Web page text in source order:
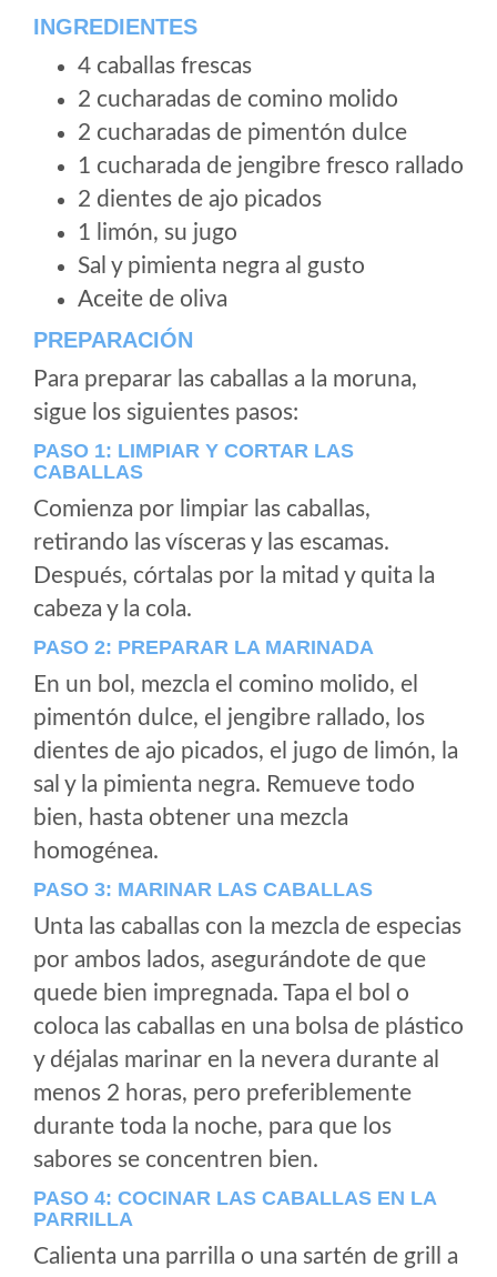
INGREDIENTES
4 caballas frescas
2 cucharadas de comino molido
2 cucharadas de pimentón dulce
1 cucharada de jengibre fresco rallado
2 dientes de ajo picados
1 limón, su jugo
Sal y pimienta negra al gusto
Aceite de oliva
PREPARACIÓN
Para preparar las caballas a la moruna,
sigue los siguientes pasos:
PASO 1: LIMPIAR Y CORTAR LAS
CABALLAS
Comienza por limpiar las caballas,
retirando las vísceras y las escamas.
Después, córtalas por la mitad y quita la
cabeza y la cola.
PASO 2: PREPARAR LA MARINADA
En un bol, mezcla el comino molido, el
pimentón dulce, el jengibre rallado, los
dientes de ajo picados, el jugo de limón, la
sal y la pimienta negra. Remueve todo
bien, hasta obtener una mezcla
homogénea.
PASO 3: MARINAR LAS CABALLAS
Unta las caballas con la mezcla de especias
por ambos lados, asegurándote de que
quede bien impregnada. Tapa el bol o
coloca las caballas en una bolsa de plástico
y déjalas marinar en la nevera durante al
menos 2 horas, pero preferiblemente
durante toda la noche, para que los
sabores se concentren bien.
PASO 4: COCINAR LAS CABALLAS EN LA
PARRILLA
Calienta una parrilla o una sartén de grill a